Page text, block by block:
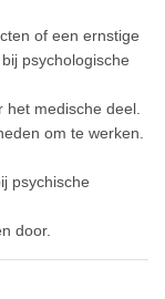
of een ernstige
psychologische
medische deel.
om te werken.
psychische
door.